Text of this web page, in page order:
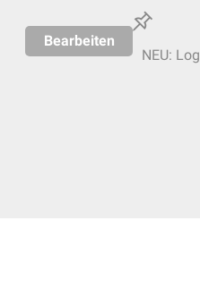
Bearbeiten
NEU: